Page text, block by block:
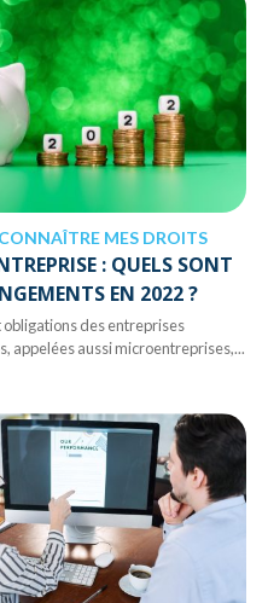
CONNAÎTRE MES DROITS
: QUELS SONT
EN 2022 ?
obligations des entreprises
appelées aussi microentreprises,...